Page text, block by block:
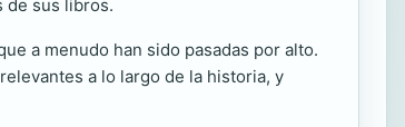
de sus libros.
a menudo han sido pasadas por alto.
a lo largo de la historia, y